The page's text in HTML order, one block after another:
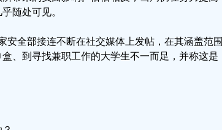
随处可见。
安全部接连不断在社交媒体上发帖，在其涵盖范围
、到寻找兼职工作的大学生不一而足，并称这是